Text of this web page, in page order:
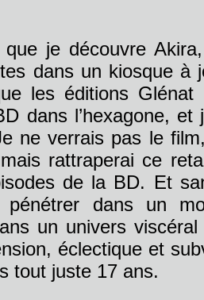
que je découvre
dans un kiosque à
les éditions
dans l’hexagone,
ne verrais pas le
rattraperai ce
de la BD. Et
pénétrer dans un
un univers
éclectique et
tout juste 17 ans.